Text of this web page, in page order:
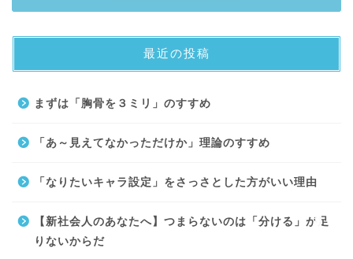
最近の投稿
まずは「胸骨を３ミリ」のすすめ
「あ～見えてなかっただけか」理論のすすめ
「なりたいキャラ設定」をさっさとした方がいい理由
【新社会人のあなたへ】つまらないのは「分ける」が足
りないからだ
サイトマップ
プライバシーポリシー